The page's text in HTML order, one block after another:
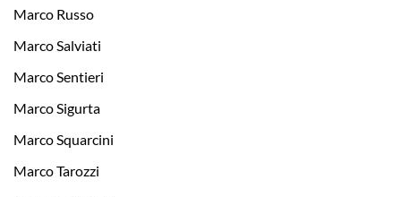
Marco Russo
Marco Salviati
Marco Sentieri
Marco Sigurta
Marco Squarcini
Marco Tarozzi